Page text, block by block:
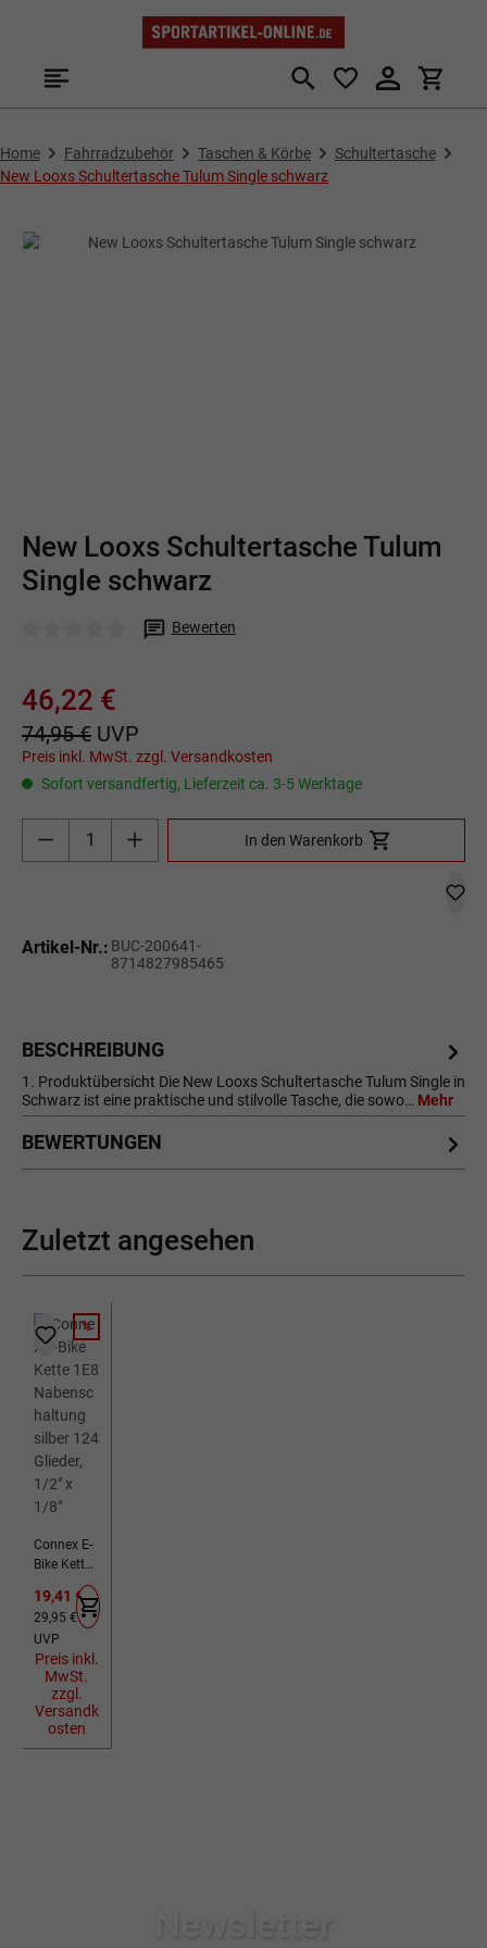
Zum Hauptinhalt springen
Home Fahrradzubehör Taschen & Körbe
Schultertasche
New Looxs Schultertasche Tulum Single schwarz
New Looxs Schultertasche Tulum
Single schwarz
Bewerten
46,22 €
74,95 € UVP
Preis inkl. MwSt. zzgl. Versandkosten
Sofort versandfertig, Lieferzeit ca. 3-5 Werktage
Produkt Anzahl: Gib den gewünschten Wert
In den Warenkorb
Artikel-Nr.: BUC-200641-
8714827985465
BESCHREIBUNG
1. Produktübersicht Die New Looxs Schultertasche Tulum Single in
Schwarz ist eine praktische und stilvolle Tasche, die sowo… Mehr
BEWERTUNGEN
Zuletzt angesehen
RABATT
%
Connex E-
Bike Kette
Nabensch
altung
silber 124
Glieder,
1/2" x 1/8"
Verkaufspreis:
19,41 €
Regulärer Preis:
29,95 €
UVP
Preis inkl.
MwSt.
zzgl.
Versandk
osten